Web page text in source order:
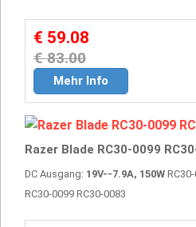
€ 59.08
€ 83.00
Mehr Info
Razer Blade RC30-0099
DC Ausgang: 19V--7.9A, 150W
RC30-0099 RC30-0083